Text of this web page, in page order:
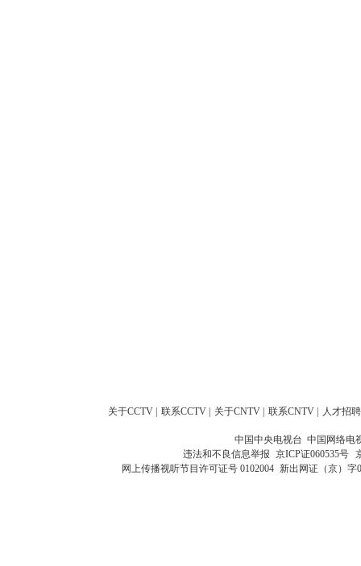
关于CCTV 联系CCTV 关于CNTV 联系CNTV 人才招聘
中国中央电视台 中国网络电
违法和不良信息举报 京ICP证060535号
网上传播视听节目许可证号 0102004 新出网证（京）